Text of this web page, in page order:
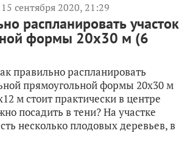
15 сентября 2020, 21:29
распланировать участок
формы 20х30 м (6
правильно распланировать
прямоугольной формы 20х30 м
м стоит практически в центре
посадить в тени? На участке
несколько плодовых деревьев, в